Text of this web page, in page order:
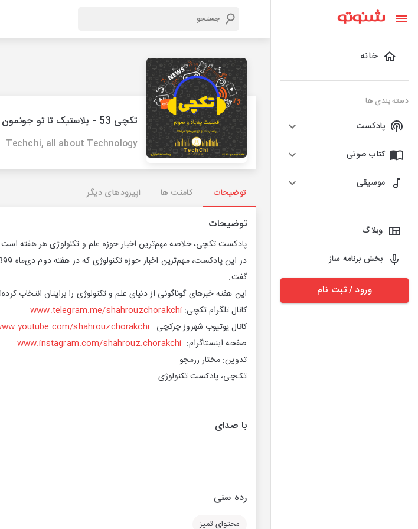
خانه
دسته بندی ها
پادکست
کتاب صوتی
موسیقی
وبلاگ
بخش برنامه ساز
ورود / ثبت نام
تکچی 53 - پلاستیک تا تو جونمون نفوذ کرده!!!
Techchi, all about Technology
توضیحات کامنت ها اپیزودهای دیگر
توضیحات
پادکست تکچی، خلاصه مهم‌ترین اخبار حوزه علم و تکنولوژی هر هفته
گفت.
این هفته خبرهای گوناگونی از دنیای علم و تکنولوژی را برایتان
کانال تلگرام تکچی: www.telegram.me/shahrouzchorakchi
کانال یوتیوب شهروز چرکچی:shahrouzchorakchi
صفحه اینستاگرام: www.instagram.com/shahrouz.chorakchi
تدوین: مختار رزمجو
تک‌چی، پادکست تکنولوژی
با صدای
رده سنی
محتوای تمیز